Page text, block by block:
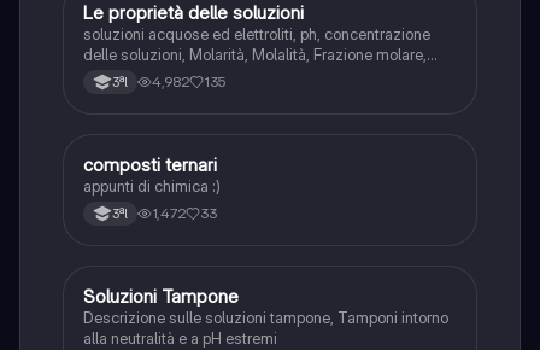
Chimica
Le proprietà delle soluzioni
soluzioni acquose ed elettroliti, ph, concentrazione
delle soluzioni, Molarità, Molalità, Frazione molare,
Proprietà colligative
3ªl 4,982 135
Chimica
composti ternari
appunti di chimica :)
3ªl 1,472 33
Chimica
Soluzioni Tampone
Descrizione sulle soluzioni tampone, Tamponi intorno
alla neutralità e a pH estremi